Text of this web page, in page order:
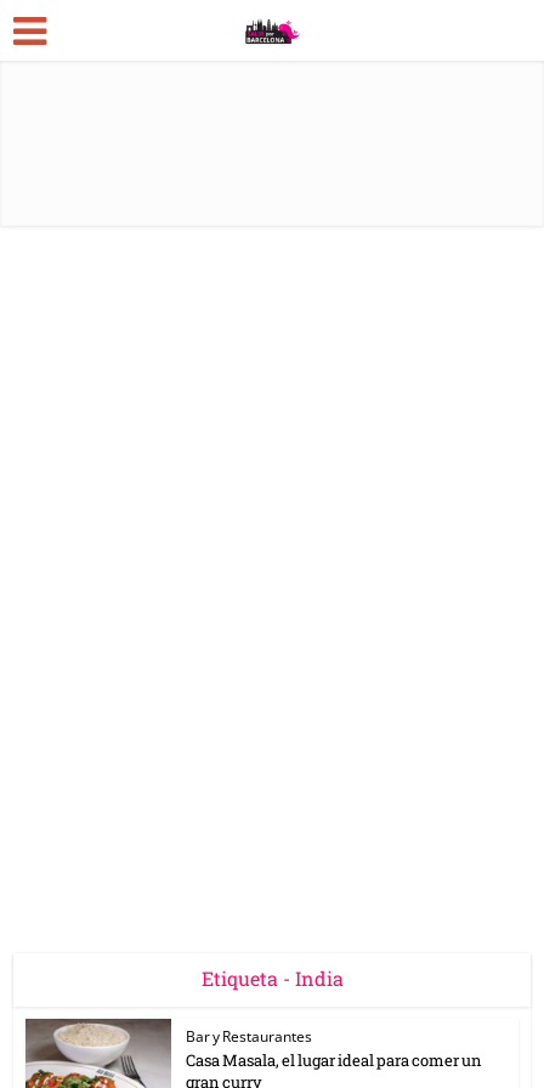
Etiqueta - India
Bar y Restaurantes
Casa Masala, el lugar ideal para comer un
gran curry